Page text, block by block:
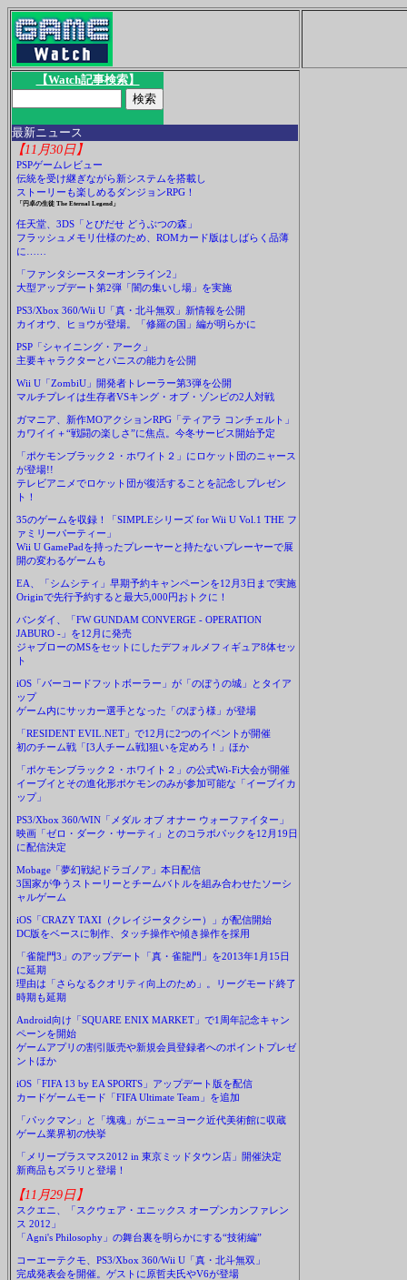
【Watch記事検索】
最新ニュース
【11月30日】
PSPゲームレビュー
伝統を受け継ぎながら新システムを搭載し
ストーリーも楽しめるダンジョンRPG！
「円卓の生徒 The Eternal Legend」
任天堂、3DS「とびだせ どうぶつの森」
フラッシュメモリ仕様のため、ROMカード版はしばらく品薄
に……
「ファンタシースターオンライン2」
大型アップデート第2弾「闇の集いし場」を実施
PS3/Xbox 360/Wii U「真・北斗無双」新情報を公開
カイオウ、ヒョウが登場。「修羅の国」編が明らかに
PSP「シャイニング・アーク」
主要キャラクターとパニスの能力を公開
Wii U「ZombiU」開発者トレーラー第3弾を公開
マルチプレイは生存者VSキング・オブ・ゾンビの2人対戦
ガマニア、新作MOアクションRPG「ティアラ コンチェルト」
カワイイ＋“戦闘の楽しさ”に焦点。今冬サービス開始予定
「ポケモンブラック２・ホワイト２」にロケット団のニャース
が登場!!
テレビアニメでロケット団が復活することを記念しプレゼン
ト！
35のゲームを収録！「SIMPLEシリーズ for Wii U Vol.1 THE フ
ァミリーパーティー」
Wii U GamePadを持ったプレーヤーと持たないプレーヤーで展
開の変わるゲームも
EA、「シムシティ」早期予約キャンペーンを12月3日まで実施
Originで先行予約すると最大5,000円おトクに！
バンダイ、「FW GUNDAM CONVERGE - OPERATION
JABURO -」を12月に発売
ジャブローのMSをセットにしたデフォルメフィギュア8体セッ
ト
iOS「バーコードフットボーラー」が「のぼうの城」とタイア
ップ
ゲーム内にサッカー選手となった「のぼう様」が登場
「RESIDENT EVIL.NET」で12月に2つのイベントが開催
初のチーム戦「[3人チーム戦]狙いを定めろ！」ほか
「ポケモンブラック２・ホワイト２」の公式Wi-Fi大会が開催
イーブイとその進化形ポケモンのみが参加可能な「イーブイカ
ップ」
PS3/Xbox 360/WIN「メダル オブ オナー ウォーファイター」
映画「ゼロ・ダーク・サーティ」とのコラボパックを12月19日
に配信決定
Mobage「夢幻戦紀ドラゴノア」本日配信
3国家が争うストーリーとチームバトルを組み合わせたソーシ
ャルゲーム
iOS「CRAZY TAXI（クレイジータクシー）」が配信開始
DC版をベースに制作、タッチ操作や傾き操作を採用
「雀龍門3」のアップデート「真・雀龍門」を2013年1月15日
に延期
理由は「さらなるクオリティ向上のため」。リーグモード終了
時期も延期
Android向け「SQUARE ENIX MARKET」で1周年記念キャン
ペーンを開始
ゲームアプリの割引販売や新規会員登録者へのポイントプレゼ
ントほか
iOS「FIFA 13 by EA SPORTS」アップデート版を配信
カードゲームモード「FIFA Ultimate Team」を追加
「パックマン」と「塊魂」がニューヨーク近代美術館に収蔵
ゲーム業界初の快挙
「メリープラスマス2012 in 東京ミッドタウン店」開催決定
新商品もズラリと登場！
【11月29日】
スクエニ、「スクウェア・エニックス オープンカンファレン
ス 2012」
「Agni's Philosophy」の舞台裏を明らかにする“技術編”
コーエーテクモ、PS3/Xbox 360/Wii U「真・北斗無双」
完成発表会を開催。ゲストに原哲夫氏やV6が登場